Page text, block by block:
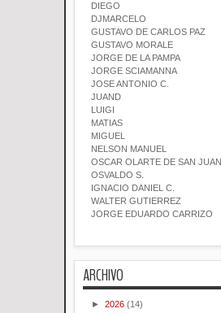
DIEGO
DJMARCELO
GUSTAVO DE CARLOS PAZ
GUSTAVO MORALE
JORGE DE LA PAMPA
JORGE SCIAMANNA
JOSE ANTONIO C.
JUAND
LUIGI
MATIAS
MIGUEL
NELSON MANUEL
OSCAR OLARTE DE SAN JUAN
OSVALDO S.
IGNACIO DANIEL C.
WALTER GUTIERREZ
JORGE EDUARDO CARRIZO
ARCHIVO
► 2026 (14)